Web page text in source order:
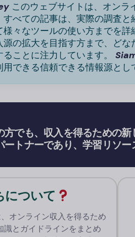
このウェブサイトは、オンラ
すべての記事は、実際の調査
様々なツールの使い方までを
源の拡大を目指す方まで、ど
ことに注力しています。
できる信頼できる情報源とし
方でも、収入を得るための
トナーであり、学習リソー
について
オンライン収入を得るため
識とガイドラインをまとめ